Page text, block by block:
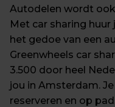
Autodelen wordt
Met car sharing
het gedoe van een
Greenwheels car
3.500 door heel
jou in Amsterdam.
reserveren en op